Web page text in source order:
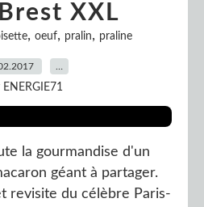
XXL
, oeuf, pralin, praline
ENERGIE71
la gourmandise d'un
géant à partager.
revisite du célèbre Paris-